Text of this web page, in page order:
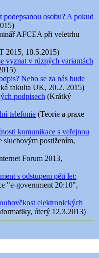
osobu? A pokud
AFCEA při veletrhu
2015, 18.5.2015)
vyznat v různých variantách
Nebo se za nás bude
fakulta UK, 20.2. 2015)
podpisech (Krátký
telefonie (Teorie a praxe
komunikace s veřejnou
sluchovým postižením,
Forum 2013,
s odstupem pěti let:
"e-government 20:10",
elektronických
úterý 12.3.2013)